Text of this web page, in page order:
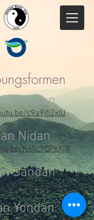
Shodan
c9a9jfl2xlU
Nidan
Kn5c7QPkXjA
Sandan
kPGULrOp-gk
Yondan